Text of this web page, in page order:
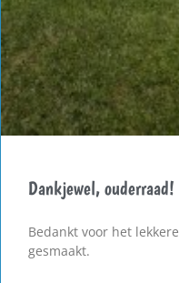
Dankjewel, ouderraad!
Bedankt voor het
gesmaakt.